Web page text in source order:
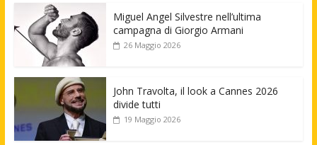
Miguel Angel Silvestre nell’ultima
campagna di Giorgio Armani
26 Maggio 2026
John Travolta, il look a Cannes 2026
divide tutti
19 Maggio 2026